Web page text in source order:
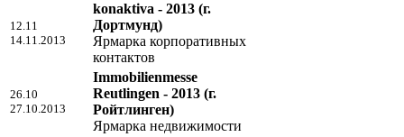
12.11
14.11.2013
konaktiva - 2013 (г.
Дортмунд)
Ярмарка корпоративных
контактов
26.10
27.10.2013
Immobilienmesse
Reutlingen - 2013 (г.
Ройтлинген)
Ярмарка недвижимости